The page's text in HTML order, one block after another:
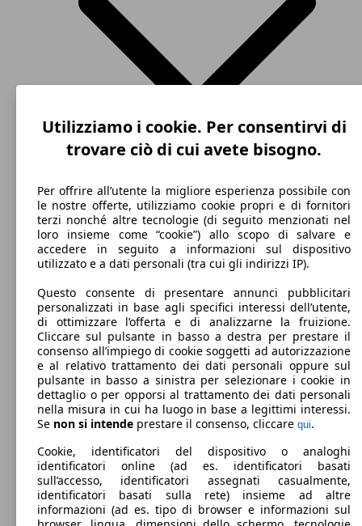
SUV/Fuoristrada/Pick-up
Benzina
Model Version
Leistung
Vitara 1.0 boosterjet Cool 2wd
82 KW
(112 PS)
Ø
l/
Dal 2015Suzuki Vitara 2015 Benzina
Dimensioni (L/l/A):
Potenza:
88 - 103 KW (120 - 140 PS)
Porte:
5
Sedili:
5
Bagagliaio:
375 - 1170 Litri
Capacità di traino:
0 - 1200 kg
Utilizziamo i cookie. Per consentirvi di
trovare ciò di cui avete bisogno.
Per offrire all’utente la migliore esperienza possibile con
le nostre offerte, utilizziamo cookie propri e di fornitori
terzi nonché altre tecnologie (di seguito menzionati nel
loro insieme come “cookie”) allo scopo di salvare e
accedere in seguito a informazioni sul dispositivo
utilizzato e a dati personali (tra cui gli indirizzi IP).
Questo consente di presentare annunci pubblicitari
personalizzati in base agli specifici interessi dell’utente,
di ottimizzare l’offerta e di analizzarne la fruizione.
Cliccare sul pulsante in basso a destra per prestare il
consenso all’impiego di cookie soggetti ad autorizzazione
e al relativo trattamento dei dati personali oppure sul
pulsante in basso a sinistra per selezionare i cookie in
dettaglio o per opporsi al trattamento dei dati personali
nella misura in cui ha luogo in base a legittimi interessi.
Se non si intende prestare il consenso, cliccare qui.
Cookie, identificatori del dispositivo o analoghi
identificatori online (ad es. identificatori basati
sull’accesso, identificatori assegnati casualmente,
identificatori basati sulla rete) insieme ad altre
informazioni (ad es. tipo di browser e informazioni sul